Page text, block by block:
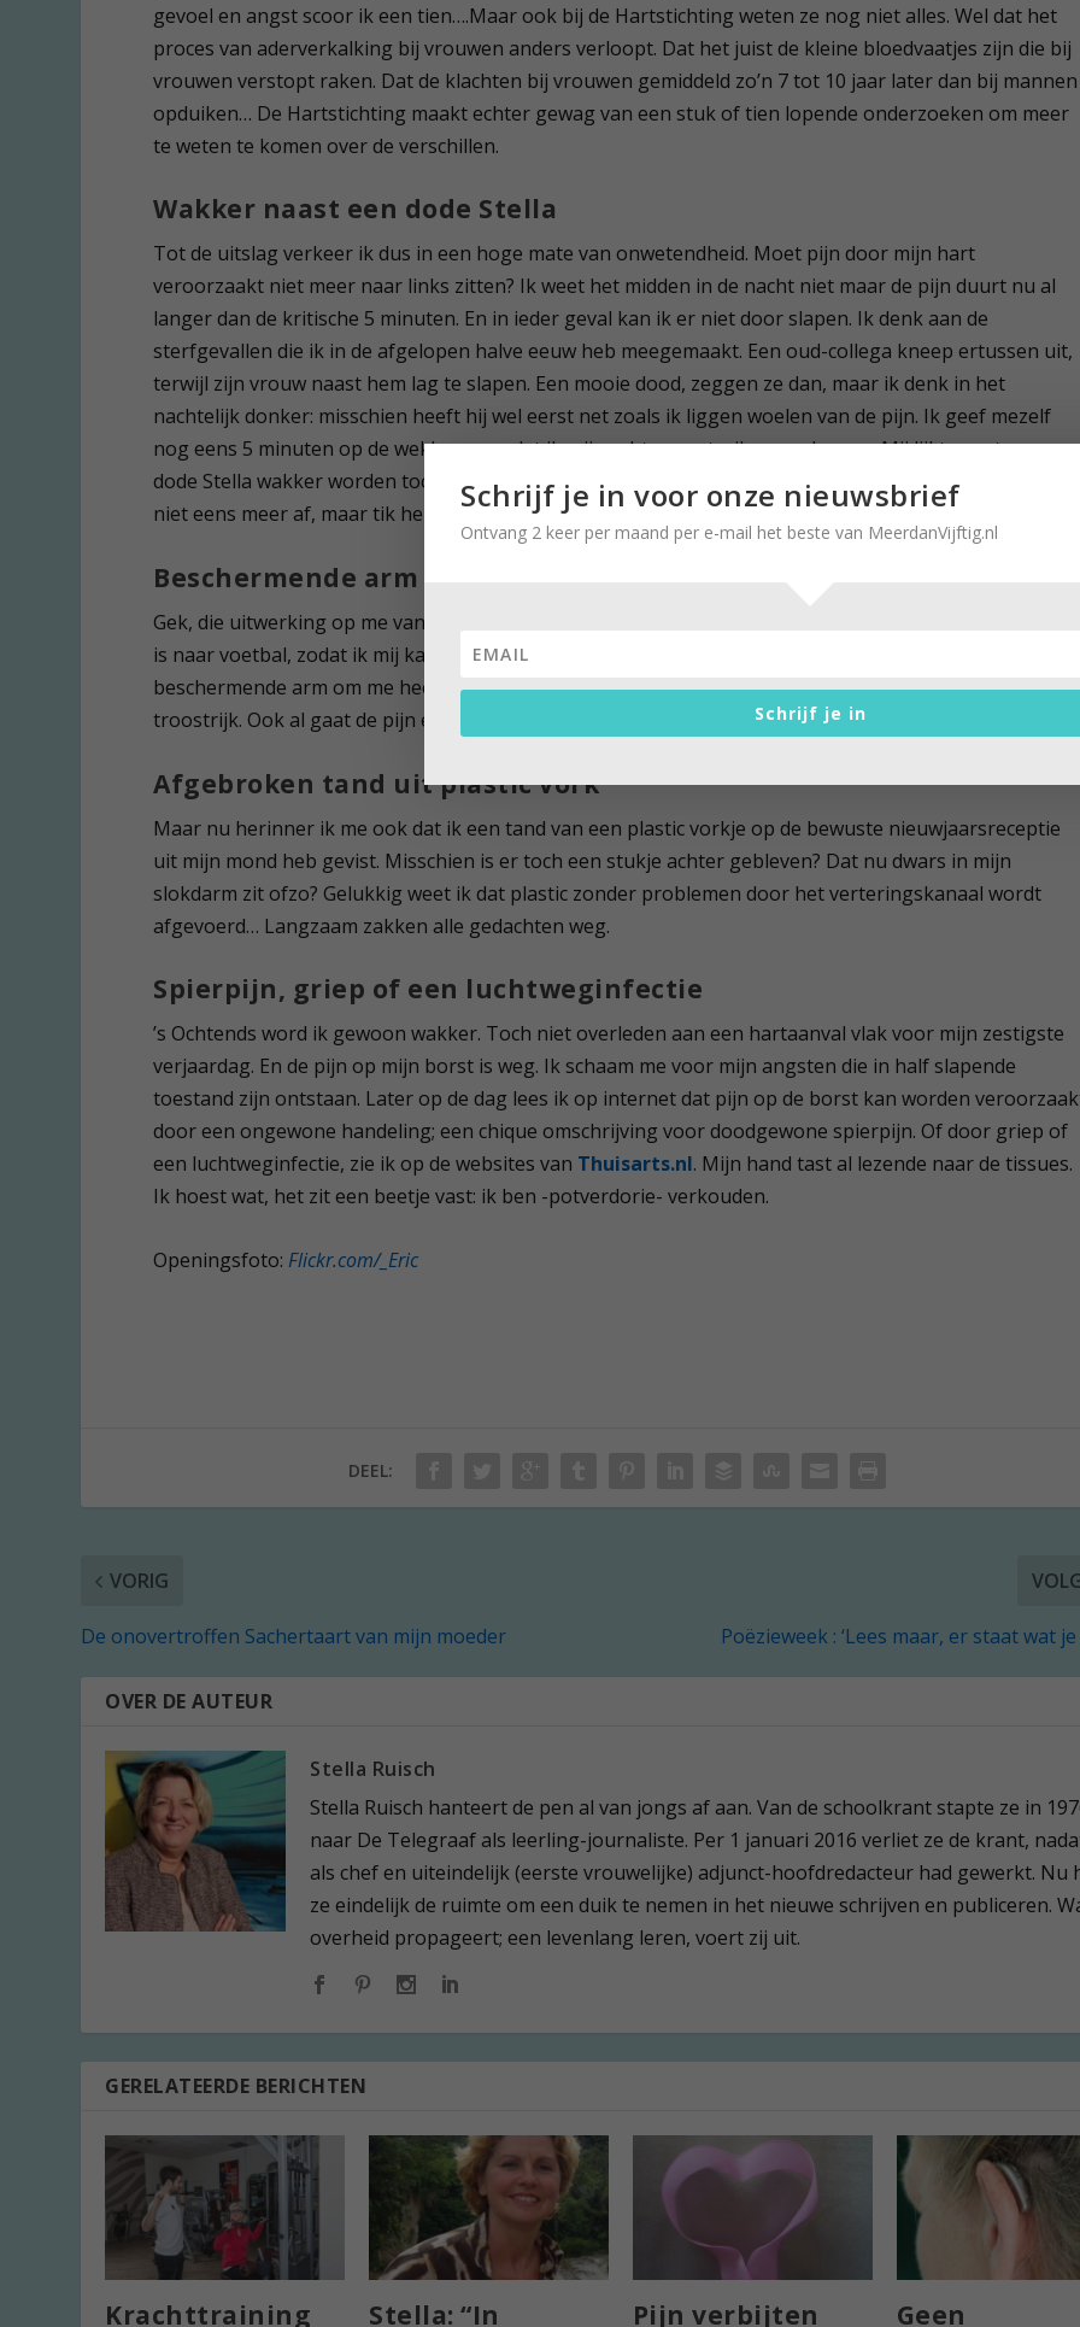
gevoel en angst scoor ik een tien….Maar ook bij de Hartstichting weten ze nog niet alles. Wel dat het
proces van aderverkalking bij vrouwen anders verloopt. Dat het juist de kleine bloedvaatjes zijn die bij
vrouwen verstopt raken. Dat de klachten bij vrouwen gemiddeld zo’n 7 tot 10 jaar later dan bij mannen
opduiken… De Hartstichting maakt echter gewag van een stuk of tien lopende onderzoeken om meer
te weten te komen over de verschillen.
Wakker naast een dode Stella
Tot de uitslag verkeer ik dus in een hoge mate van onwetendheid. Moet pijn door mijn hart
veroorzaakt niet meer naar links zitten? Ik weet het midden in de nacht niet maar de pijn duurt nu al
langer dan de kritische 5 minuten. En in ieder geval kan ik er niet door slapen. Ik denk aan de
sterfgevallen die ik in de afgelopen halve eeuw heb meegemaakt. Een oud-collega kneep ertussen uit,
terwijl zijn vrouw naast hem lag te slapen. Een mooie dood, zeggen ze dan, maar ik denk in het
nachtelijk donker: misschien heeft hij wel eerst net zoals ik liggen woelen van de pijn. Ik geef mezelf
nog eens 5 minuten op de wekker, voordat ik mijn echtgenoot wil waarschuwen. Mij lijkt naast een
dode Stella wakker worden toch geen aangename ervaring. Ik wacht het verschuiven van de wijzers
niet eens meer af, maar tik hem op zijn schouder.
Beschermende arm
Gek, die uitwerking op me van een man op wie ik overdag soms loop te vitten, die wel eens lekker weg
is naar voetbal, zodat ik mij kan koesteren in wat mijn kinderen ‘me-time’ noemen. Hij legt een
beschermende arm om me heen en alleen de gedachte dat ik niet stilletjes zal doodgaan, voelt
troostrijk. Ook al gaat de pijn er niet door weg.
Afgebroken tand uit plastic vork
Maar nu herinner ik me ook dat ik een tand van een plastic vorkje op de bewuste nieuwjaarsreceptie
uit mijn mond heb gevist. Misschien is er toch een stukje achter gebleven? Dat nu dwars in mijn
slokdarm zit ofzo? Gelukkig weet ik dat plastic zonder problemen door het verteringskanaal wordt
afgevoerd… Langzaam zakken alle gedachten weg.
Spierpijn, griep of een luchtweginfectie
’s Ochtends word ik gewoon wakker. Toch niet overleden aan een hartaanval vlak voor mijn zestigste
verjaardag. En de pijn op mijn borst is weg. Ik schaam me voor mijn angsten die in half slapende
toestand zijn ontstaan. Later op de dag lees ik op internet dat pijn op de borst kan worden
door een ongewone handeling; een chique omschrijving voor doodgewone spierpijn. Of door griep of
een luchtweginfectie, zie ik op de websites van Thuisarts.nl. Mijn hand tast al lezende naar de tissues.
Ik hoest wat, het zit een beetje vast: ik ben -potverdorie- verkouden.
Openingsfoto:Flickr.com/_Eric
DEEL:
VORIG
De onovertroffen Sachertaart van mijn moeder Poëzieweek : ‘Lees maar, er staat wat
OVER DE AUTEUR
Stella Ruisch
Stella Ruisch hanteert de pen al van jongs af aan. Van de schoolkrant stapte ze in
naar De Telegraaf als leerling-journaliste. Per 1 januari 2016 verliet ze de krant,
als chef en uiteindelijk (eerste vrouwelijke) adjunct-hoofdredacteur had gewerkt. Nu
ze eindelijk de ruimte om een duik te nemen in het nieuwe schrijven en publiceren.
overheid propageert; een levenlang leren, voert zij uit.
GERELATEERDE BERICHTEN
Krachttraining Stella: “In Pijn verbijten Geen
Schrijf je in voor onze nieuwsbrief
Ontvang 2 keer per maand per e-mail het beste van MeerdanVijftig.nl
Schrijf je in